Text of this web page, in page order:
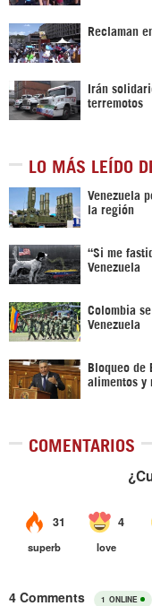
Reclaman
Irán
terremotos
LO MÁS LEÍDO
Venezuela
la región
“Si me
Venezuela
Colombia
Venezuela
Bloqueo de
alimentos y
COMENTARIOS